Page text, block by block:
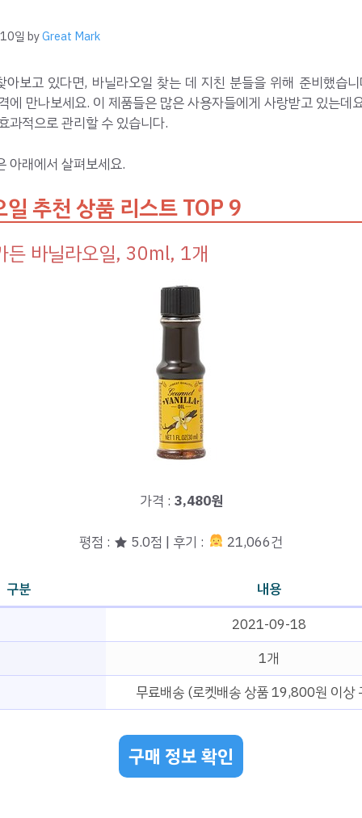
일 byGreat Mark
아보고 있다면, 바닐라오일 찾는 데 지친 분들을 위해 준비했습
에 만나보세요. 이 제품들은 많은 사용자들에게 사랑받고 있는데
과적으로 관리할 수 있습니다.
아래에서 살펴보세요.
일 추천 상품 리스트 TOP 9
든 바닐라오일, 30ml, 1개
가격 : 3,480원
평점 : ★ 5.0점 | 후기 : 21,066건
구분
내용
2021-09-18
1개
무료배송 (로켓배송 상품 19,800원 이상
구매 정보 확인